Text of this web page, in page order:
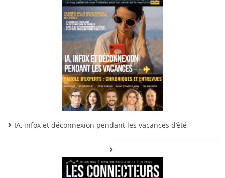
IA, infox et déconnexion pendant les vacances d’été